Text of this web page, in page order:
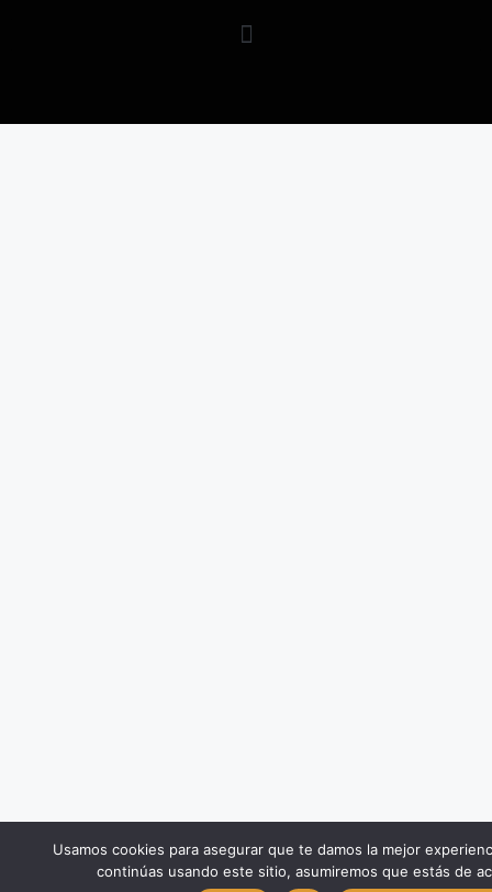
Usamos cookies para asegurar que te damos la mejor
continúas usando este sitio, asumiremos que estás de